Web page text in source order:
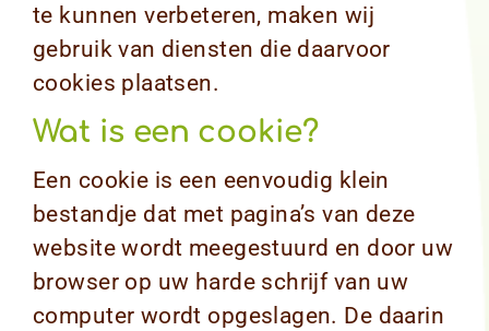
te kunnen verbeteren, maken wij
gebruik van diensten die daarvoor
cookies plaatsen.
Wat is een cookie?
Een cookie is een eenvoudig klein
bestandje dat met pagina’s van deze
website wordt meegestuurd en door uw
browser op uw harde schrijf van uw
computer wordt opgeslagen. De daarin